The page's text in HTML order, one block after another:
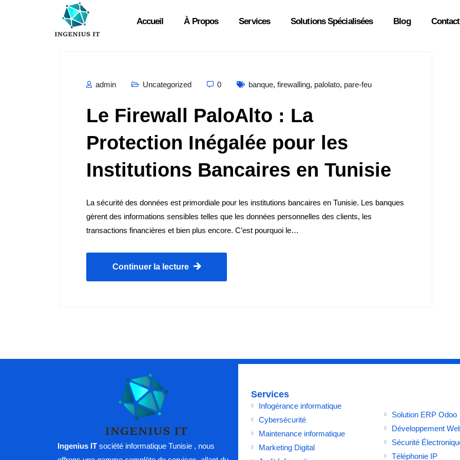
Accueil À Propos Services Solutions Spécialisées Blog Contact
admin Uncategorized 0 banque, firewalling, palolato, pare-feu
Le Firewall PaloAlto : La
Protection Inégalée pour les
Institutions Bancaires en Tunisie
La sécurité des données est primordiale pour les institutions bancaires en Tunisie. Les banques
gèrent des informations sensibles telles que les données personnelles des clients, les
transactions financières et bien plus encore. C’est pourquoi le…
Continuer la lecture
Ingenius IT société informatique Tunisie , nous
Services
Infogérance informatique
Cybersécurité
Maintenance informatique
Marketing Digital
Solution ERP Odoo
Développement
Sécurité
Téléphonie IP